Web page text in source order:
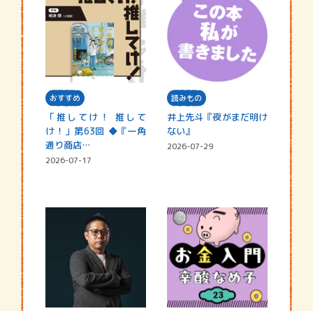
おすすめ
「推してけ！ 推して
け！」第63回 ◆『一角
通り商店…
2026-07-17
読みもの
井上先斗『夜がまだ明け
ない』
2026-07-29